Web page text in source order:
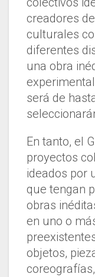
creadores
culturales
diferentes
una obra
será de
En tanto, el
proyectos
ideados por
que tengan
obras
en uno o
objetos,